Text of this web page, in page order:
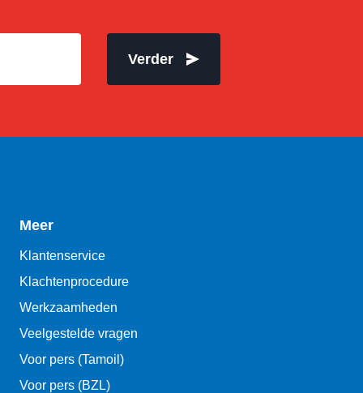
Verder
Meer
Klantenservice
Klachtenprocedure
Werkzaamheden
Veelgestelde vragen
Voor pers (Tamoil)
Voor pers (BZL)